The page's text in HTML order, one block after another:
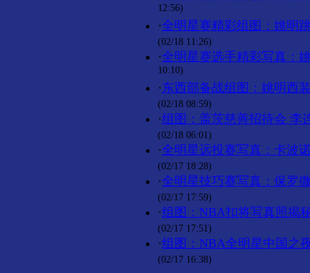
12:56)
·全明星赛精彩组图：姚明
(02/18 11:26)
·全明星赛选手精彩写真：
10:10)
·东西部备战组图：姚明西
(02/18 08:59)
·组图：盖茨慈善招待会 李
(02/18 06:01)
·全明星远投赛写真：卡波
(02/17 18:28)
·全明星技巧赛写真：保罗
(02/17 17:59)
·组图：NBA扣将写真照揭
(02/17 17:51)
·组图：NBA全明星中国之
(02/17 16:38)